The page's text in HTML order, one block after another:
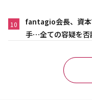
10
fantagio会長、資本
手…全ての容疑を否